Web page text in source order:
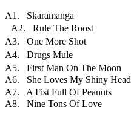
A1. Skaramanga
A2. Rule The Roost
A3. One More Shot
A4. Drugs Mule
A5. First Man On The Moon
A6. She Loves My Shiny Head
A7. A Fist Full Of Peanuts
A8. Nine Tons Of Love